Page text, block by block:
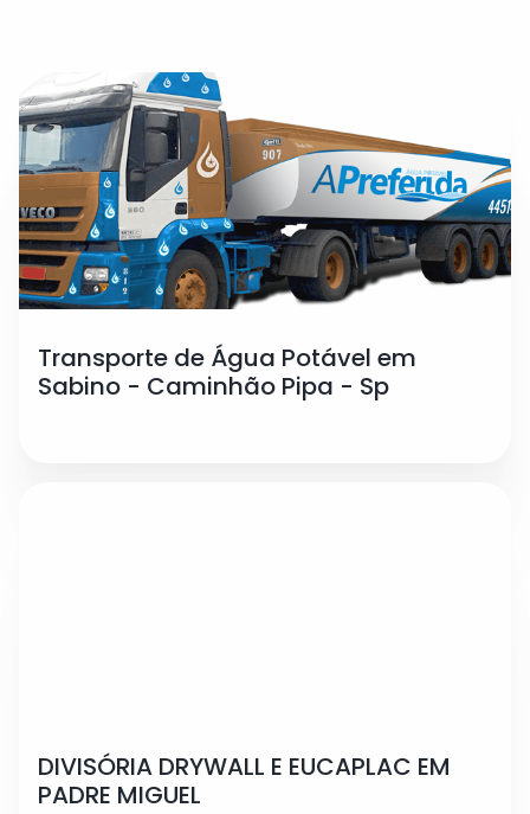
Transporte de Água Potável em
Sabino - Caminhão Pipa - Sp
DIVISÓRIA DRYWALL E EUCAPLAC EM
PADRE MIGUEL